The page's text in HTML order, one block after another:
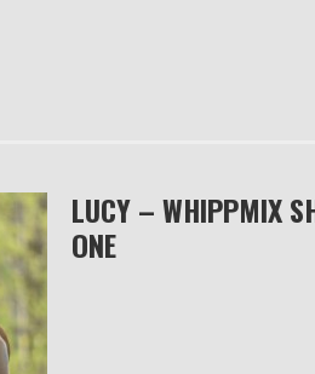
LUCY – WHIPPMIX
ONE